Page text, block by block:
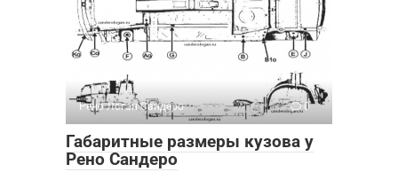
Рено Логан Сандеро 0
Габаритные размеры кузова у
Рено Сандеро